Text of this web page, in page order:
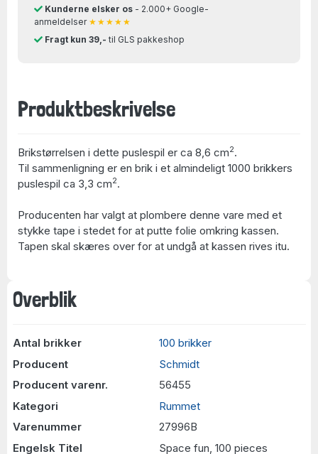
Overblik
Antal brikker
100 brikker
Producent
Schmidt
Producent varenr.
56455
Kategori
Rummet
Varenummer
27996B
Engelsk Titel
Space fun, 100 pieces
Kunderne elsker os- 2.000+ Google-
anmeldelser ★★★★★
Fragt kun 39,- til GLS pakkeshop
Produktbeskrivelse
Brikstørrelsen i dette puslespil er ca 8,6 cm2.
Til sammenligning er en brik i et almindeligt 1000 brikkers
puslespil ca 3,3 cm2.
Producenten har valgt at plombere denne vare med et
stykke tape i stedet for at putte folie omkring kassen.
Tapen skal skæres over for at undgå at kassen rives itu.